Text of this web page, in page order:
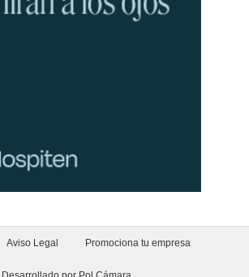
Aviso Legal Promociona tu empresa